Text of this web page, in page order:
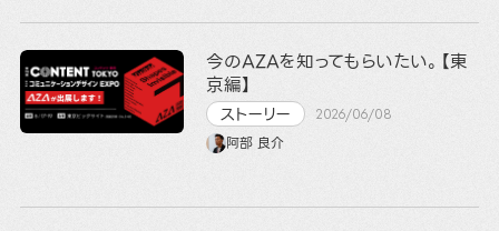
今のAZAを知ってもらいたい。【東
京編】
ストーリー 2026/06/08
阿部 良介